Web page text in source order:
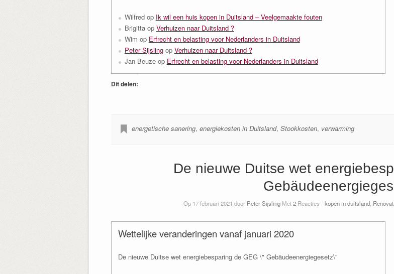
Wilfredop Ik wil een huis kopen in Duitsland – Veelgemaakte fouten
Brigittaop Verhuizen naar Duitsland ?
Wim op Erfrecht en belasting voor Nederlanders in Duitsland
Peter Sijslingop Verhuizen naar Duitsland ?
Jan Beuzeop Erfrecht en belasting voor Nederlanders in Duitsland
Dit delen:
energetische sanering, energiekosten in Duitsland, Stookkosten, verwarming
De nieuwe Duitse wet
Op 17 februari 2021 door Peter Sijsling Met2 Reacties - kopen in duitsland
Wettelijke veranderingen vanaf januari 2020
De nieuwe Duitse wet energiebesparing de GEG \" Gebäudeenergiegesetz\"